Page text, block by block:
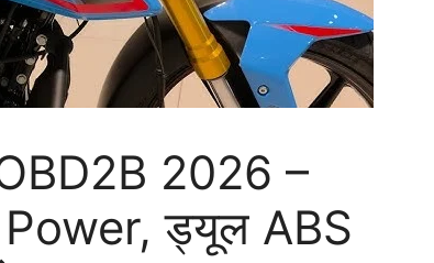
2026 –
ड्यूल ABS